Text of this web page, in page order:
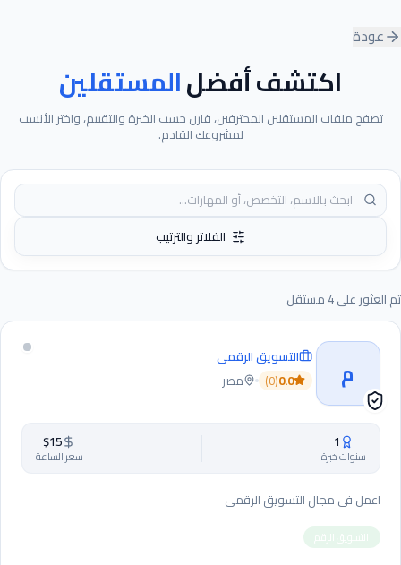
عودة
اكتشف أفضلالمستقلين
تصفح ملفات المستقلين المحترفين، قارن حسب الخبرة والتقييم، واختر الأنسب
لمشروعك القادم.
الفلاتر والترتيب
تم العثور على4 مستقل
م
التسويق الرقمي
0.0
(
0
) مصر
1
سنوات خبرة
$15
سعر الساعة
اعمل في مجال التسويق الرقمي
التسويق الرقم